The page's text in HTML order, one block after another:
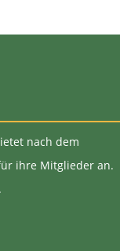
nach dem
ihre Mitglieder an.